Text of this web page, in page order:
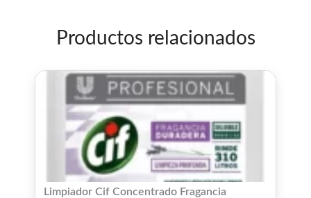
Productos relacionados
Limpiador Cif Concentrado Fragancia